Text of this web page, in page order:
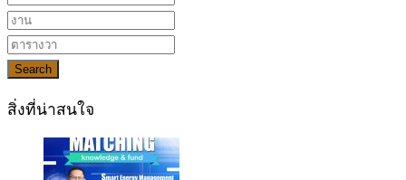
Search
สิ่งที่น่าสนใจ